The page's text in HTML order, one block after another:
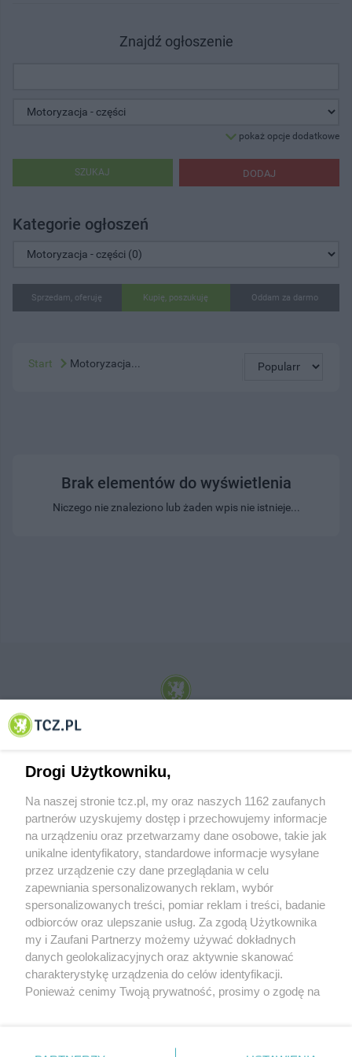
Znajdź ogłoszenie
pokaż opcje dodatkowe
DODAJ
SZUKAJ
Kategorie ogłoszeń
Sprzedam, oferuję Kupię, poszukuję Oddam za darmo
Start Motoryzacja...
Brak elementów do wyświetlenia
Niczego nie znaleziono lub żaden wpis nie istnieje...
© 2001-2026 Tczew - TCZ.PL Sp. z o.o. Internetowy Serwis Informacyjny Miasta
O FIRMIE POLITYKA PRYWATNOŚCI HOSTING
REKLAMA WSPÓŁPRACA RSS FACEBOOK KONTAKT
Nasze serwisy
Aktualności
Tcz24
Muzyka i kultura
Archiwum wydarzeń
Drogi Użytkowniku,
Na naszej stronie tcz.pl, my oraz naszych 1162 zaufanych
partnerów uzyskujemy dostęp i przechowujemy informacje
na urządzeniu oraz przetwarzamy dane osobowe, takie jak
unikalne identyfikatory, standardowe informacje wysyłane
przez urządzenie czy dane przeglądania w celu
zapewniania spersonalizowanych reklam, wybór
spersonalizowanych treści, pomiar reklam i treści, badanie
odbiorców oraz ulepszanie usług. Za zgodą Użytkownika
my i Zaufani Partnerzy możemy używać dokładnych
danych geolokalizacyjnych oraz aktywnie skanować
charakterystykę urządzenia do celów identyfikacji.
Ponieważ cenimy Twoją prywatność, prosimy o zgodę na